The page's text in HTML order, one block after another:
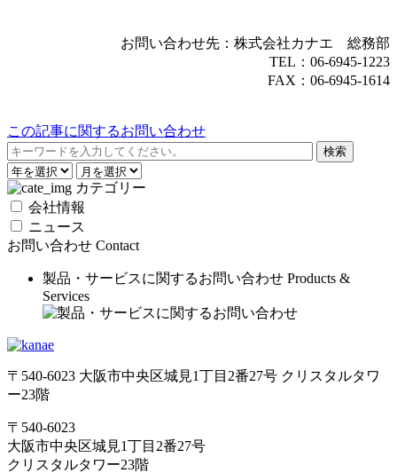
お問い合わせ先：株式会社カナエ 総務部
TEL：06-6945-1223
FAX：06-6945-1614
この記事に関するお問い合わせ
カテゴリー
会社情報
ニュース
お問い合わせ Contact
製品・サービスに関するお問い合わせ Products &
Services
〒540-6023 大阪市中央区城見1丁目2番27号 クリスタルタワ
ー23階
〒540-6023
大阪市中央区城見1丁目2番27号
クリスタルタワー23階